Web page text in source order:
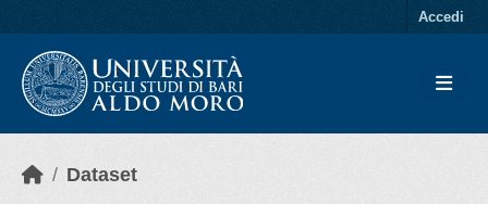
Accedi
Dataset